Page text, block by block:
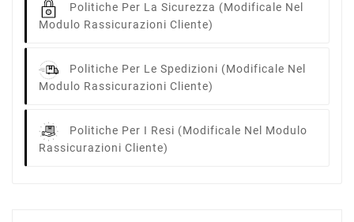
Politiche Per La Sicurezza (modificale Nel
Modulo Rassicurazioni Cliente)
Politiche Per Le Spedizioni (modificale Nel
Modulo Rassicurazioni Cliente)
Politiche Per I Resi (modificale Nel Modulo
Rassicurazioni Cliente)